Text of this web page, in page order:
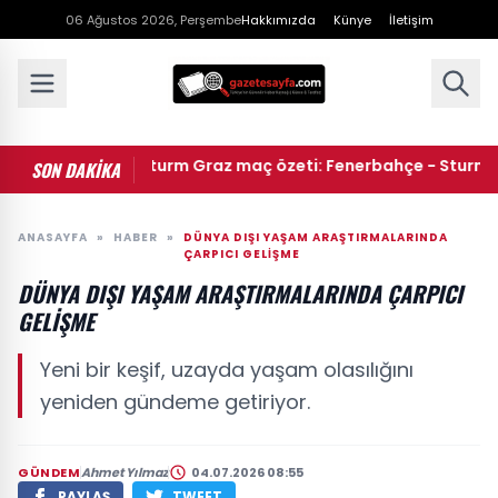
06 Ağustos 2026, PerşembeHakkımızda Künye İletişim
SON DAKİKA- Sturm Graz maç özeti: Fenerbahçe - Sturm
ANASAYFA » HABER »
DÜNYA DIŞI YAŞAM ARAŞTIRMALARINDA
ÇARPICI GELIŞME
DÜNYA DIŞI YAŞAM ARAŞTIRMALARINDA ÇARPICI
GELIŞME
Yeni bir keşif, uzayda yaşam olasılığını
yeniden gündeme getiriyor.
GÜNDEMAhmet Yılmaz 04.07.2026 08:55